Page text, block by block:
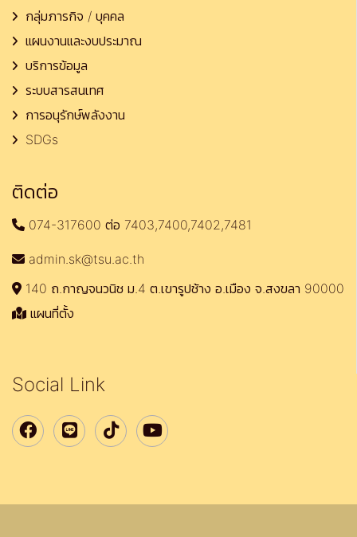
กลุ่มภารกิจ / บุคคล
แผนงานและงบประมาณ
บริการข้อมูล
ระบบสารสนเทศ
การอนุรักษ์พลังงาน
SDGs
ติดต่อ
074-317600 ต่อ 7403,7400,7402,7481
admin.sk@tsu.ac.th
140 ถ.กาญจนวนิช ม.4 ต.เขารูปช้าง อ.เมือง จ.สงขลา 90000
แผนที่ตั้ง
Social Link